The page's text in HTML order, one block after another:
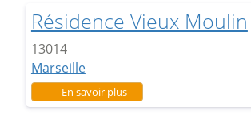
Résidence Vieux Moulin
13014
Marseille
En savoir plussur Résidence Vieux Moulin